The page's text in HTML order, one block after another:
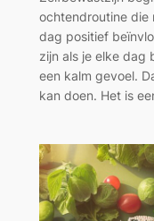
ochtendroutine die
dag positief
zijn als je elke dag
een kalm gevoel.
kan doen. Het is